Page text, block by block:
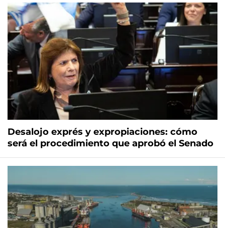
Desalojo exprés y expropiaciones: cómo
será el procedimiento que aprobó el Senado